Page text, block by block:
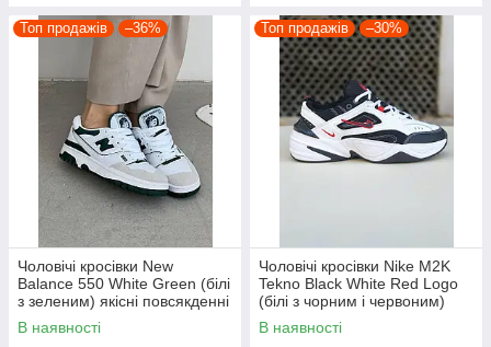
Топ продажів –36%
Чоловічі кросівки New
Balance 550 White Green (білі
з зеленим) якісні повсякденні
кроси NB020 top
В наявності
Топ продажів –30%
Чоловічі кросівки Nike M2K
Tekno Black White Red Logo
(білі з чорним і червоним)
спортивні демі кроси PD7430
топ
В наявності